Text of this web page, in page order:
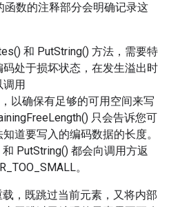
函数的注释部分会明确记录这
和 PutString() 方法，需要特
处于损坏状态，在发生溢出时
调用
以确保有足够的可用空间来写
只会告诉您可
道要写入的编码数据的长度。
PutString() 都会向调用方返
。
，既跳过当前元素，又将内部